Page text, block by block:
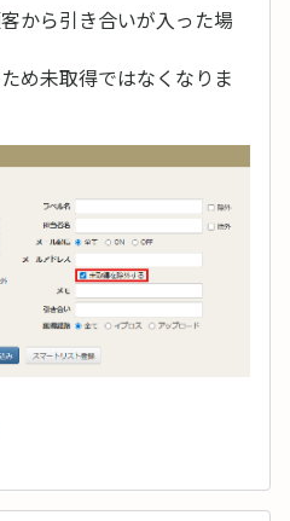
から引き合いが入った場
め未取得ではなくなりま